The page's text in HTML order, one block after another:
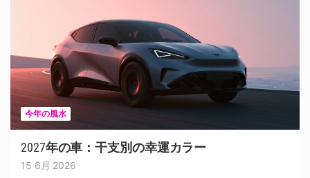
今年の風水
2027年の車：干支別の幸運カラー
15 6月 2026